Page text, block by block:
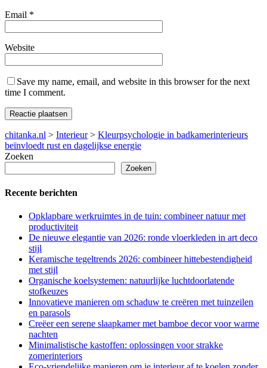
Email *
Website
Save my name, email, and website in this browser for the next
time I comment.
chitanka.nl > Interieur> Kleurpsychologie in badkamerinterieurs
beïnvloedt rust en dagelijkse energie
Zoeken
Zoeken
Recente berichten
Opklapbare werkruimtes in de tuin: combineer natuur met
productiviteit
De nieuwe elegantie van 2026: ronde vloerkleden in art deco
stijl
Keramische tegeltrends 2026: combineer hittebestendigheid
met stijl
Organische koelsystemen: natuurlijke luchtdoorlatende
stofkeuzes
Innovatieve manieren om schaduw te creëren met tuinzeilen
en parasols
Creëer een serene slaapkamer met bamboe decor voor warme
nachten
Minimalistische kastoffen: oplossingen voor strakke
zomerinteriors